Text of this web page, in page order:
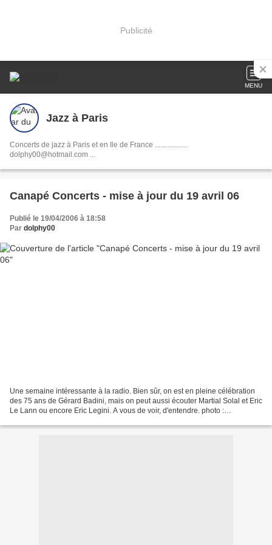
Publicité
MENU
Jazz à Paris
Concerts de jazz à Paris et en Ile de France ..................
dolphy00@hotmail.com ...
Canapé Concerts - mise à jour du 19 avril 06
Publié le 19/04/2006 à 18:58
Par dolphy00
Une semaine intéressante à la radio. Bien sûr, on est en pleine célébration
des 75 ans de Gérard Badini, mais on peut aussi écouter Martial Solal et Eric
Le Lann ou encore Eric Legini. A vous de voir, d'entendre. photo :